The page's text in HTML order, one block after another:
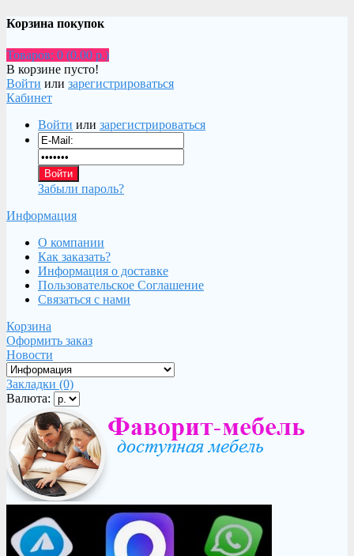
Корзина покупок
Товаров: 0 (0.00 р.)
В корзине пусто!
Войти или зарегистрироваться
Кабинет
Войти или зарегистрироваться
Забыли пароль?
Информация
О компании
Как заказать?
Информация о доставке
Пользовательское Соглашение
Связаться с нами
Корзина
Оформить заказ
Новости
Закладки (0)
Валюта: